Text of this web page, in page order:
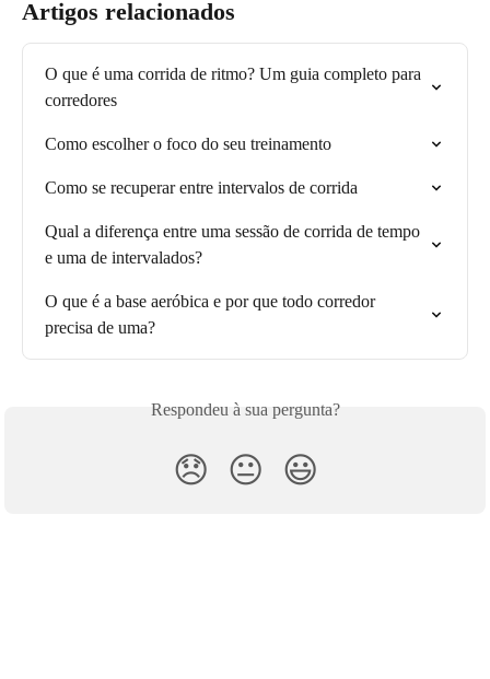
Artigos relacionados
O que é uma corrida de ritmo? Um guia completo para
corredores
Como escolher o foco do seu treinamento
Como se recuperar entre intervalos de corrida
Qual a diferença entre uma sessão de corrida de tempo
e uma de intervalados?
O que é a base aeróbica e por que todo corredor
precisa de uma?
Respondeu à sua pergunta?
😞 😐 😃